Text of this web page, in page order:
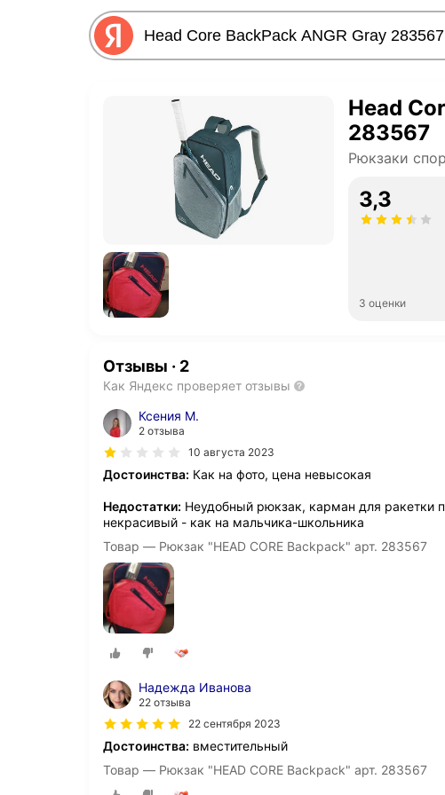
Head
283567
Рюкзаки
3,3
3 оценки
Отзывы · 2
Как Яндекс проверяет отзывы
Ксения М.
2 отзыва
10 августа 2023
Достоинства: Как на фото, цена невысокая
Недостатки: Неудобный рюкзак, карман для ракетки
некрасивый - как на мальчика-школьника
Товар — Рюкзак "HEAD CORE Backpack" арт. 283567
Надежда Иванова
22 отзыва
22 сентября 2023
Достоинства: вместительный
Товар — Рюкзак "HEAD CORE Backpack" арт. 283567